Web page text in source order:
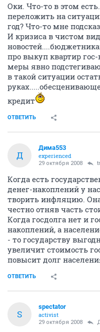
Оки. Что-то в этом
переложить на
год? Что-то мне
И кризиса в чистом
про выкуп квартир
меры явно
в такой ситуации
кредит
ОТВЕТИТЬ
Д
Дима553
experienced
29 октября 2008
Когда есть
денег-накоплений у
творить инфляцию.
честно отняв часть
Когда госдолга нет и
накоплений, а
- то государству
увеличит стоимость
повысит долг
ОТВЕТИТЬ
S
spectator
activist
29 октября 2008